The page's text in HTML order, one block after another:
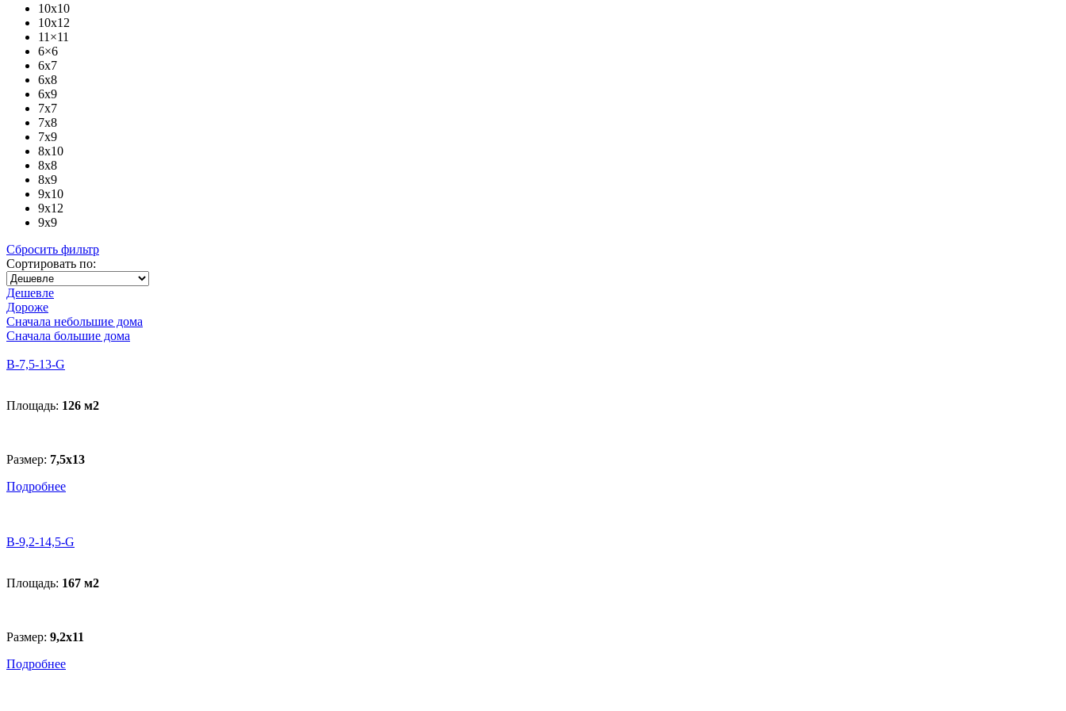
10x10
10x12
11×11
6×6
6x7
6x8
6x9
7x7
7x8
7x9
8x10
8x8
8x9
9x10
9x12
9x9
Сбросить фильтр
Сортировать по:
Дешевле
Дороже
Сначала небольшие дома
Сначала большие дома
B-7,5-13-G
Площадь: 126 м2
Размер: 7,5х13
Подробнее
В-9,2-14,5-G
Площадь: 167 м2
Размер: 9,2х11
Подробнее